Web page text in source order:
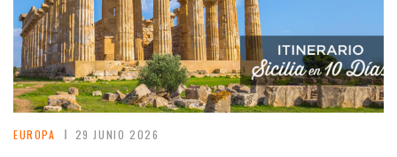
EUROPA 29 JUNIO 2026